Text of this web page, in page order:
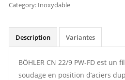
Category: Inoxydable
Description Variantes
BÖHLER CN 22/9 PW-FD est
soudage en position d’aciers